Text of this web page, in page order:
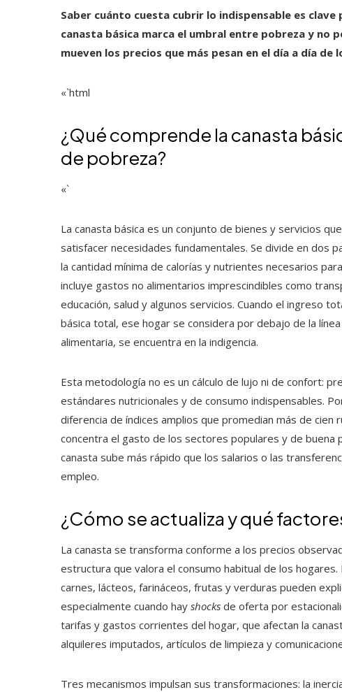
Saber cuánto cuesta cubrir lo indispensable es
canasta básica marca el umbral entre pobreza y no
mueven los precios que más pesan en el día a día de
«`html
¿Qué comprende la canasta
de pobreza?
«`
La canasta básica es un conjunto de bienes y servicios
satisfacer necesidades fundamentales. Se divide en dos
la cantidad mínima de calorías y nutrientes necesarios
incluye gastos no alimentarios imprescindibles como
educación, salud y algunos servicios. Cuando el ingreso
básica total, ese hogar se considera por debajo de la
alimentaria, se encuentra en la indigencia.
Esta metodología no es un cálculo de lujo ni de confort:
estándares nutricionales y de consumo indispensables.
diferencia de índices amplios que promedian más de cien
concentra el gasto de los sectores populares y de buena
canasta sube más rápido que los salarios o las
empleo.
¿Cómo se actualiza y qué
La canasta se transforma conforme a los precios
estructura que valora el consumo habitual de los
carnes, lácteos, farináceos, frutas y verduras pueden
especialmente cuando hay shocks de oferta por
tarifas y gastos corrientes del hogar, que afectan la
alquileres imputados, artículos de limpieza y
Tres mecanismos impulsan sus transformaciones: la